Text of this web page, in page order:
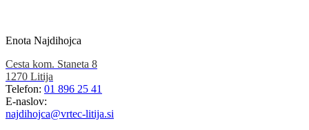
Enota Najdihojca
Cesta kom. Staneta 8
1270 Litija
Telefon: 01 896 25 41
E-naslov:
najdihojca@vrtec-litija.si